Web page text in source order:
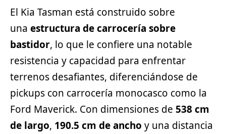
El Kia Tasman está construido sobre
una estructura de carrocería sobre
bastidor, lo que le confiere una notable
resistencia y capacidad para enfrentar
terrenos desafiantes, diferenciándose de
pickups con carrocería monocasco como la
Ford Maverick. Con dimensiones de 538 cm
de largo, 190.5 cm de ancho y una distancia